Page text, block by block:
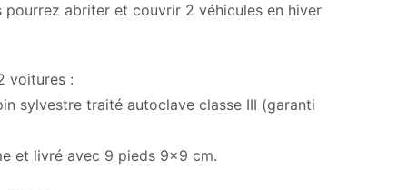
abriter et couvrir 2 véhicules en hiver
voitures :
sylvestre traité autoclave classe III (garanti
et livré avec 9 pieds 9×9 cm.